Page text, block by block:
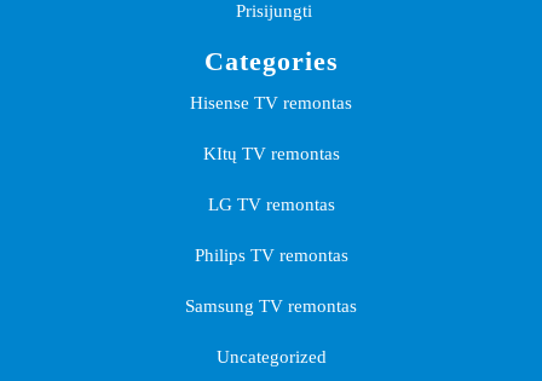
Prisijungti
Categories
Hisense TV remontas
KItų TV remontas
LG TV remontas
Philips TV remontas
Samsung TV remontas
Uncategorized